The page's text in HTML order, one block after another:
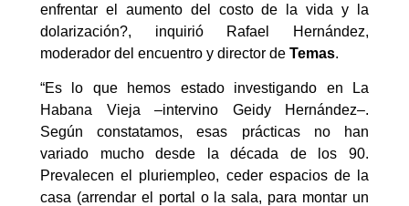
enfrentar el aumento del costo de la vida y la
dolarización?, inquirió Rafael Hernández,
moderador del encuentro y director de Temas.
“Es lo que hemos estado investigando en La
Habana Vieja –intervino Geidy Hernández–.
Según constatamos, esas prácticas no han
variado mucho desde la década de los 90.
Prevalecen el pluriempleo, ceder espacios de la
casa (arrendar el portal o la sala, para montar un